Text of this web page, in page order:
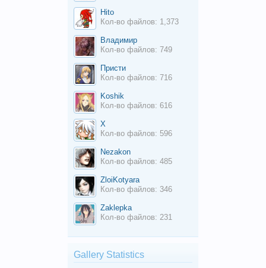
Hito
Кол-во файлов: 1,373
Владимир
Кол-во файлов: 749
Присти
Кол-во файлов: 716
Koshik
Кол-во файлов: 616
X
Кол-во файлов: 596
Nezakon
Кол-во файлов: 485
ZloiKotyara
Кол-во файлов: 346
Zaklepka
Кол-во файлов: 231
Gallery Statistics